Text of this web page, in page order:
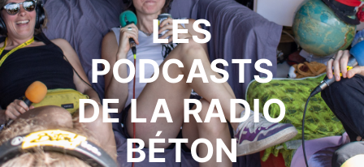
LES
PODCASTS
DE LA RADIO
BÉTON